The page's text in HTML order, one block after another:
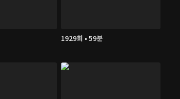
1929회 • 59분